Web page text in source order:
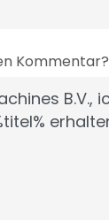
Kommentar?